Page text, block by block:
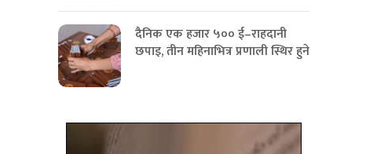
दैनिक एक हजार ५०० ई–राहदानी
छपाइ, तीन महिनाभित्र प्रणाली स्थिर हुने